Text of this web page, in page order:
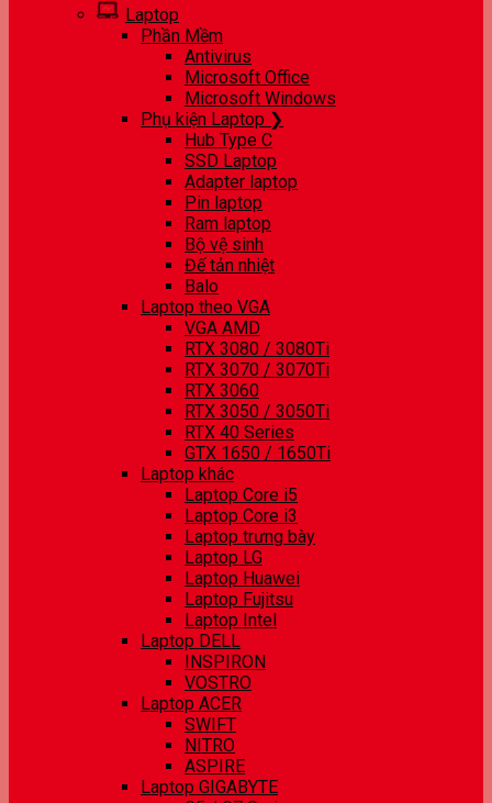
Laptop
Phần Mềm
Antivirus
Microsoft Office
Microsoft Windows
Phụ kiện Laptop ❯
Hub Type C
SSD Laptop
Adapter laptop
Pin laptop
Ram laptop
Bộ vệ sinh
Đế tản nhiệt
Balo
Laptop theo VGA
VGA AMD
RTX 3080 / 3080Ti
RTX 3070 / 3070Ti
RTX 3060
RTX 3050 / 3050Ti
RTX 40 Series
GTX 1650 / 1650Ti
Laptop khác
Laptop Core i5
Laptop Core i3
Laptop trưng bày
Laptop LG
Laptop Huawei
Laptop Fujitsu
Laptop Intel
Laptop DELL
INSPIRON
VOSTRO
Laptop ACER
SWIFT
NITRO
ASPIRE
Laptop GIGABYTE